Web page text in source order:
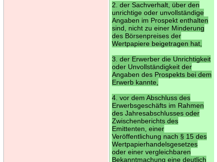
2. der Sachverhalt, über den
unrichtige oder unvollständige
Angaben im Prospekt enthalten
sind, nicht zu einer Minderung
des Börsenpreises der
Wertpapiere beigetragen hat,
3. der Erwerber die Unrichtigkeit
oder Unvollständigkeit der
Angaben des Prospekts bei dem
Erwerb kannte,
4. vor dem Abschluss des
Erwerbsgeschäfts im Rahmen
des Jahresabschlusses oder
Zwischenberichts des
Emittenten, einer
Veröffentlichung nach § 15 des
Wertpapierhandelsgesetzes
oder einer vergleichbaren
Bekanntmachung eine deutlich